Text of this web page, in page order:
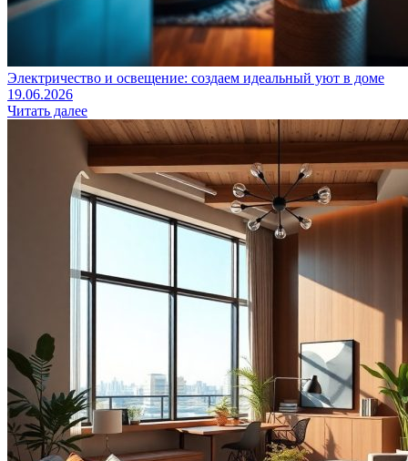
Электричество и освещение: создаем идеальный уют в доме
19.06.2026
Читать далее